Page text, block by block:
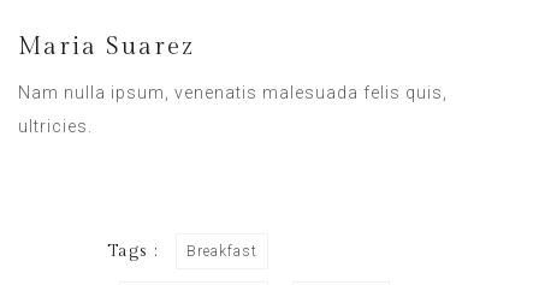
Maria Suarez
Nam nulla ipsum, venenatis malesuada felis quis,
ultricies.
Tags : Breakfast